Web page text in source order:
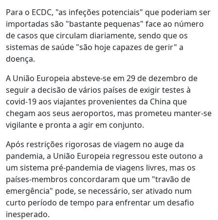
Para o ECDC, "as infeções potenciais" que poderiam ser
importadas são "bastante pequenas" face ao número
de casos que circulam diariamente, sendo que os
sistemas de saúde "são hoje capazes de gerir" a
doença.
A União Europeia absteve-se em 29 de dezembro de
seguir a decisão de vários países de exigir testes à
covid-19 aos viajantes provenientes da China que
chegam aos seus aeroportos, mas prometeu manter-se
vigilante e pronta a agir em conjunto.
Após restrições rigorosas de viagem no auge da
pandemia, a União Europeia regressou este outono a
um sistema pré-pandemia de viagens livres, mas os
países-membros concordaram que um "travão de
emergência" pode, se necessário, ser ativado num
curto período de tempo para enfrentar um desafio
inesperado.